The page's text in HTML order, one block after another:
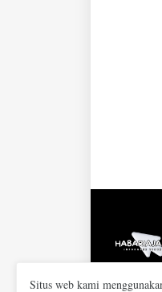
Situs web kami